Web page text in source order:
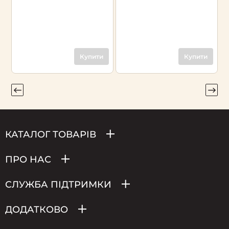
Купити Купити
КАТАЛОГ ТОВАРІВ
ПРО НАС
СЛУЖБА ПІДТРИМКИ
ДОДАТКОВО